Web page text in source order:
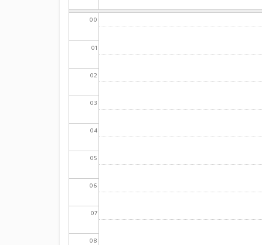
00
01
02
03
04
05
06
07
08